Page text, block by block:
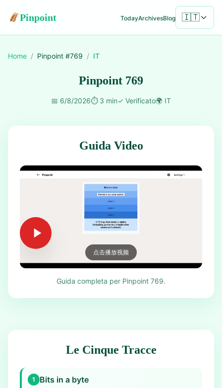
Pinpoint TodayArchivesBlog 🇮🇹
Home / Pinpoint #769 / IT
Pinpoint 769
📅 6/8/2026⏱️ 3 min✓ Verificato🌍 IT
Guida Video
点击播放视频
Guida completa per Pinpoint 769.
Le Cinque Tracce
1 Bits in a byte